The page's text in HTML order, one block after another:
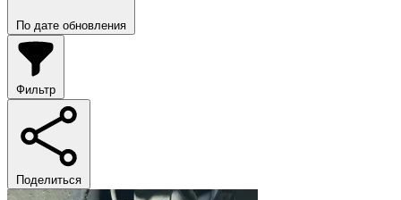
По дате обновления
Фильтр
Поделиться